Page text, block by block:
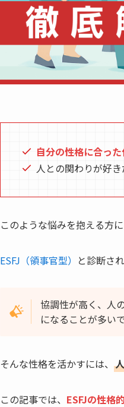
自分の性格に合っ
人との関わりが好き
このような悩みを抱える方に
ESFJ（領事官型） と診断さ
協調性が高く、人
になることが多い
そんな性格を活かすには、
この記事では、 ESFJの性格